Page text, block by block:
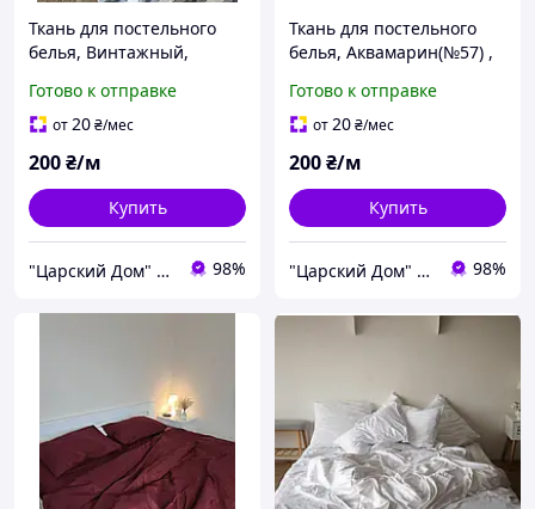
Ткань для постельного
белья, Винтажный,
Турция
Готово к отправке
от20₴/мес
200₴/м
Купить
"Царский Дом" - производитель постельного белья из натуральных тканей 98%
Ткань для постельного
белья, Аквамарин(№57) ,
Турция
Готово к отправке
от20₴/мес
200₴/м
Купить
"Царский Дом" - производитель постельного белья из натуральных тканей 98%